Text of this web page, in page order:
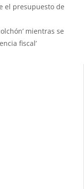
el presupuesto de
mientras se
fiscal’